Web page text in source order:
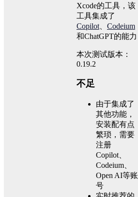
Xcode的工具，该
工具集成了
Copilot
Codeium
和ChatGPT的能力
本次测试版本：
0.19.2
不足
由于集成了
其他功能，
安装配有点
繁琐，需要
注册
Copilot、
Codeium、
Open AI等账
号